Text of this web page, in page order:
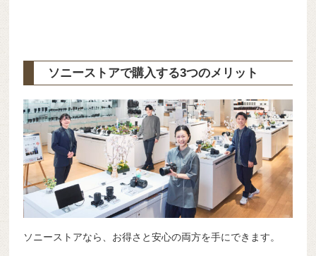
ソニーストアで購入する3つのメリット
ソニーストアなら、お得さと安心の両方を手にできます。